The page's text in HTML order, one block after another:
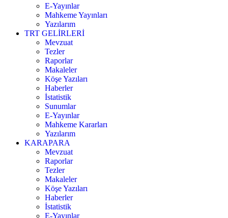
E-Yayınlar
Mahkeme Yayınları
Yazılarım
TRT GELİRLERİ
Mevzuat
Tezler
Raporlar
Makaleler
Köşe Yazıları
Haberler
İstatistik
Sunumlar
E-Yayınlar
Mahkeme Kararları
Yazılarım
KARAPARA
Mevzuat
Raporlar
Tezler
Makaleler
Köşe Yazıları
Haberler
İstatistik
E-Yayınlar